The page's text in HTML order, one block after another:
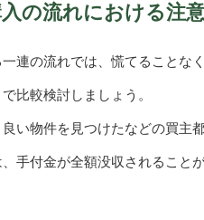
の流れにおける注
連の流れでは、慌てることなく
比較検討しましょう。
い物件を見つけたなどの買主
手付金が全額没収されること